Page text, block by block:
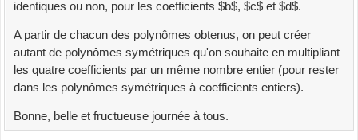
0] [ 5, 0, 4, 0]
Nombre de solutions : 89
Nombre total d'essais : 6655
identiques ou non, pour les coefficients $b$, $c$ et $d$.
A partir de chacun des polynômes obtenus, on peut créer
autant de polynômes symétriques qu'on souhaite en multipliant
les quatre coefficients par un même nombre entier (pour rester
dans les polynômes symétriques à coefficients entiers).
Bonne, belle et fructueuse journée à tous.